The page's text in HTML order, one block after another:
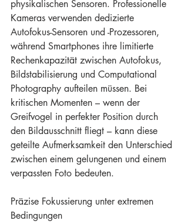
physikalischen Sensoren. Professionelle
Kameras verwenden dedizierte
Autofokus-Sensoren und -Prozessoren,
während Smartphones ihre limitierte
Rechenkapazität zwischen Autofokus,
Bildstabilisierung und Computational
Photography aufteilen müssen. Bei
kritischen Momenten – wenn der
Greifvogel in perfekter Position durch
den Bildausschnitt fliegt – kann diese
geteilte Aufmerksamkeit den Unterschied
zwischen einem gelungenen und einem
verpassten Foto bedeuten.
Präzise Fokussierung unter extremen
Bedingungen